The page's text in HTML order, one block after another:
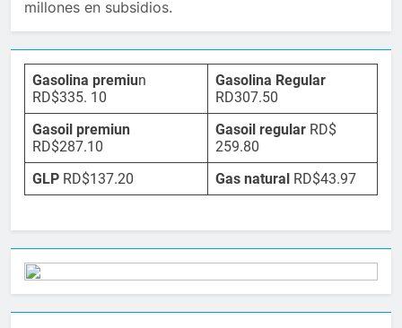
millones en subsidios.
Gasolina premiun
RD$335. 10
Gasolina Regular
RD307.50
Gasoil premiun
RD$287.10
Gasoil regular RD$
259.80
GLP RD$137.20 Gas natural RD$43.97